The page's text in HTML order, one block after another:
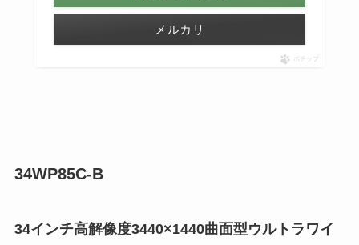
メルカリ
ポチップ
34WP85C-B
34インチ高解像度3440×1440曲面型ウルトラワイ